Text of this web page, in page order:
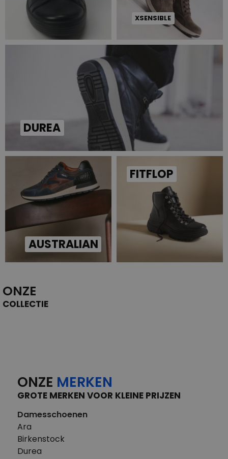
XSENSIBLE
DUREA
AUSTRALIAN
FITFLOP
ONZE
COLLECTIE
ONZE MERKEN
GROTE MERKEN VOOR KLEINE PRIJZEN
Damesschoenen
Ara
Birkenstock
Durea